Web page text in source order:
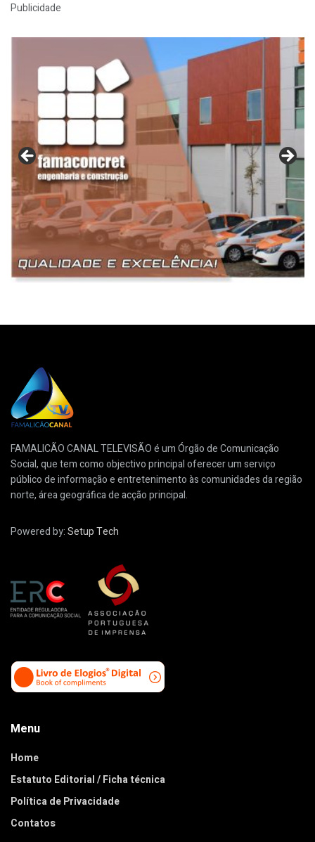
Publicidade
FAMALICÃO CANAL TELEVISÃO é um Órgão de Comunicação
Social, que tem como objectivo principal oferecer um serviço
público de informação e entretenimento às comunidades da região
norte, área geográfica de acção principal.
Powered by:Setup Tech
Menu
Home
Estatuto Editorial / Ficha técnica
Política de Privacidade
Contatos